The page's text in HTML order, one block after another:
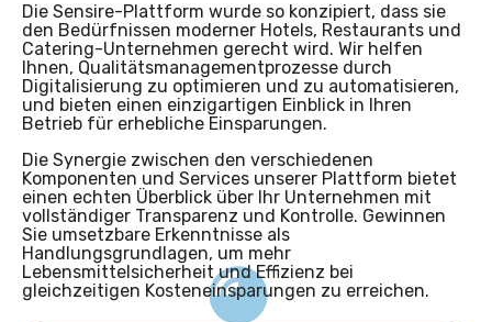
Die Sensire-Plattform wurde so konzipiert, dass sie
den Bedürfnissen moderner Hotels, Restaurants und
Catering-Unternehmen gerecht wird. Wir helfen
Ihnen, Qualitätsmanagementprozesse durch
Digitalisierung zu optimieren und zu automatisieren,
und bieten einen einzigartigen Einblick in Ihren
Betrieb für erhebliche Einsparungen.
Die Synergie zwischen den verschiedenen
Komponenten und Services unserer Plattform bietet
einen echten Überblick über Ihr Unternehmen mit
vollständiger Transparenz und Kontrolle. Gewinnen
Sie umsetzbare Erkenntnisse als
Handlungsgrundlagen, um mehr
Lebensmittelsicherheit und Effizienz bei
gleichzeitigen Kosteneinsparungen zu erreichen.